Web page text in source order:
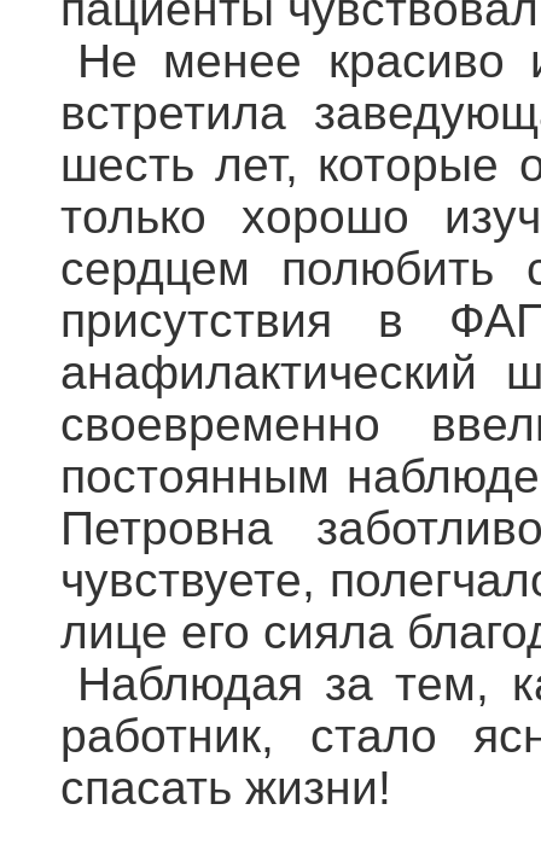
Не менее
встретила
шесть лет, которые
только хорошо
сердцем
присутствия в
своевременно
постоянным
Петровна
чувствуете,
лице его сияла
Наблюдая за тем,
работник, стало
спасать жизни!